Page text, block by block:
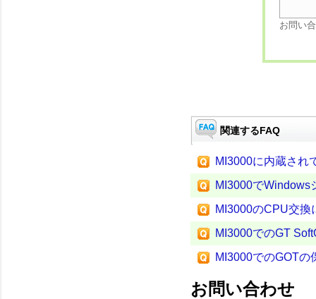
お問い
関連するFAQ
MI3000に内蔵され
MI3000でWindows
MI3000のCPU交換
MI3000でのGT
MI3000でのGOTの
お問い合わせ